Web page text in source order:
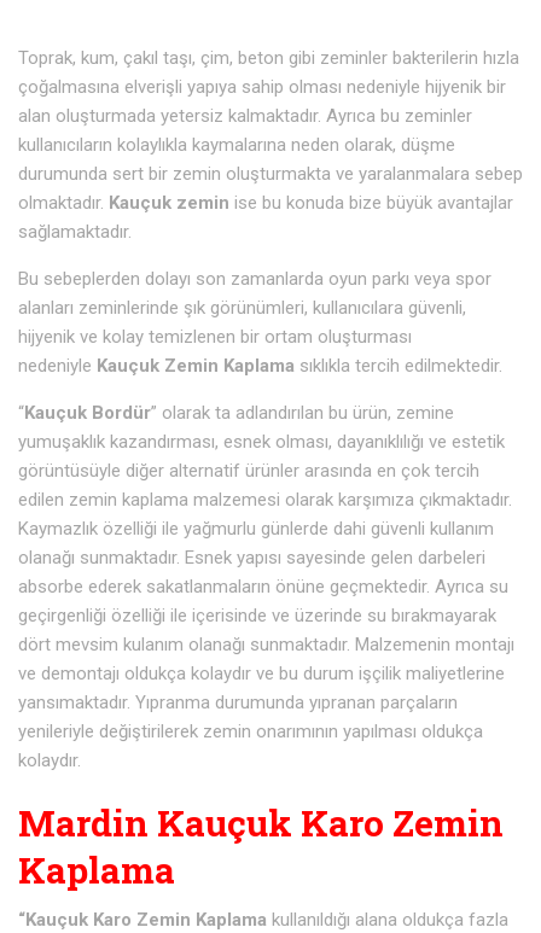
Toprak, kum, çakıl taşı, çim, beton gibi zeminler bakterilerin hızla
çoğalmasına elverişli yapıya sahip olması nedeniyle hijyenik bir
alan oluşturmada yetersiz kalmaktadır. Ayrıca bu zeminler
kullanıcıların kolaylıkla kaymalarına neden olarak, düşme
durumunda sert bir zemin oluşturmakta ve yaralanmalara sebep
olmaktadır. Kauçuk zemin ise bu konuda bize büyük avantajlar
sağlamaktadır.
Bu sebeplerden dolayı son zamanlarda oyun parkı veya spor
alanları zeminlerinde şık görünümleri, kullanıcılara güvenli,
hijyenik ve kolay temizlenen bir ortam oluşturması
nedeniyle Kauçuk Zemin Kaplama sıklıkla tercih edilmektedir.
“Kauçuk Bordür” olarak ta adlandırılan bu ürün, zemine
yumuşaklık kazandırması, esnek olması, dayanıklılığı ve estetik
görüntüsüyle diğer alternatif ürünler arasında en çok tercih
edilen zemin kaplama malzemesi olarak karşımıza çıkmaktadır.
Kaymazlık özelliği ile yağmurlu günlerde dahi güvenli kullanım
olanağı sunmaktadır. Esnek yapısı sayesinde gelen darbeleri
absorbe ederek sakatlanmaların önüne geçmektedir. Ayrıca su
geçirgenliği özelliği ile içerisinde ve üzerinde su bırakmayarak
dört mevsim kulanım olanağı sunmaktadır. Malzemenin montajı
ve demontajı oldukça kolaydır ve bu durum işçilik maliyetlerine
yansımaktadır. Yıpranma durumunda yıpranan parçaların
yenileriyle değiştirilerek zemin onarımının yapılması oldukça
kolaydır.
Mardin Kauçuk Karo Zemin
Kaplama
“Kauçuk Karo Zemin Kaplama kullanıldığı alana oldukça fazla